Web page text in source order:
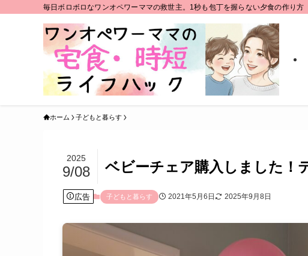
毎日ボロボロなワンオペワーママの救世主。1秒も包丁を握らない夕食の作り方
ホーム 子どもと暮らす
ベビーチェア購入しました！
2025
9/08
広告 子どもと暮らす 2021年5月6日 2025年9月8日